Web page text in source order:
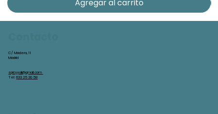
Agregar al carrito
C/ Madera, 11
Madrid
spicyyuli@gmail.com
Tel:633 25 30 58